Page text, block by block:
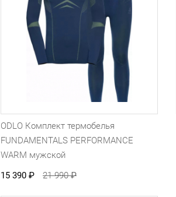
ODLO Комплект термобелья
FUNDAMENTALS PERFORMANCE
WARM мужской
15 390 ₽ 21 990₽